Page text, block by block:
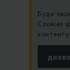
Будь-
Cookies
контенту